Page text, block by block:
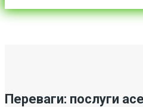
Переваги: послуги